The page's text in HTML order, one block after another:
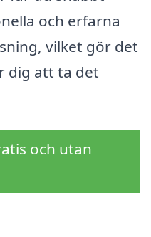
och erfarna
vilket gör det
dig att ta det
och utan